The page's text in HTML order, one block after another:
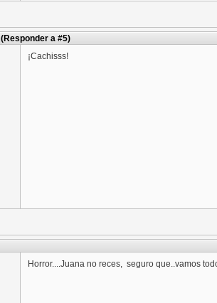
(Responder a #5)
¡Cachisss!
Horror....Juana no reces, seguro que..vamos